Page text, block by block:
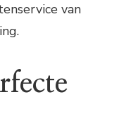
van